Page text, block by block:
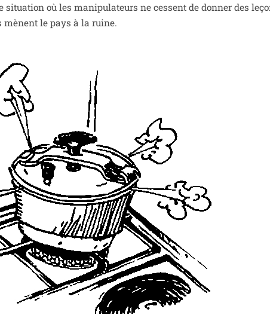
situa­tion où les mani­pu­la­teurs ne cessent de don­ner des
mènent le pays à la ruine.